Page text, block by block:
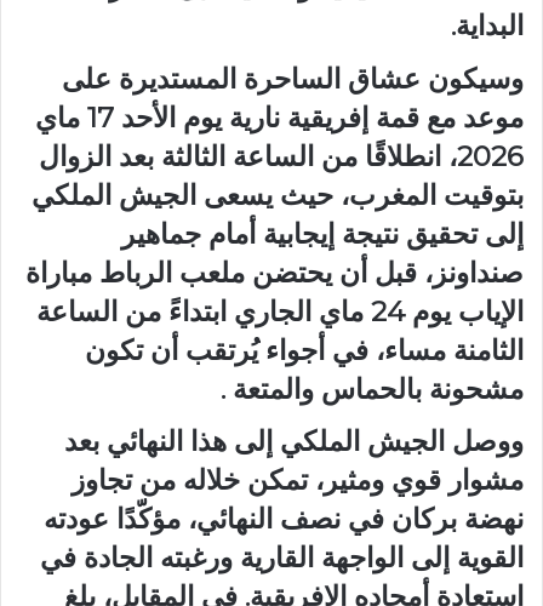
البداية.
وسيكون عشاق الساحرة المستديرة على
موعد مع قمة إفريقية نارية يوم الأحد 17 ماي
2026، انطلاقًا من الساعة الثالثة بعد الزوال
بتوقيت المغرب، حيث يسعى الجيش الملكي
إلى تحقيق نتيجة إيجابية أمام جماهير
صنداونز، قبل أن يحتضن ملعب الرباط مباراة
الإياب يوم 24 ماي الجاري ابتداءً من الساعة
الثامنة مساء، في أجواء يُرتقب أن تكون
مشحونة بالحماس والمتعة .
ووصل الجيش الملكي إلى هذا النهائي بعد
مشوار قوي ومثير، تمكن خلاله من تجاوز
نهضة بركان في نصف النهائي، مؤكّدًا عودته
القوية إلى الواجهة القارية ورغبته الجادة في
استعادة أمجاده الإفريقية. في المقابل، بلغ